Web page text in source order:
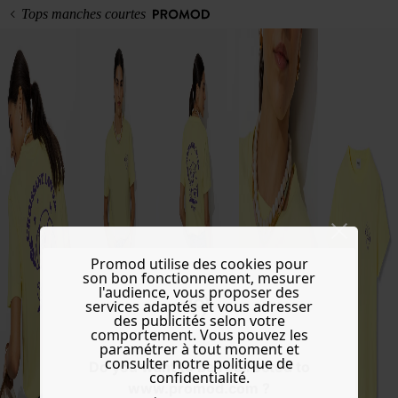
Do you want to be redirected to
www.promod.com ?
Tops manches courtes
Promod utilise des cookies pour
son bon fonctionnement, mesurer
l'audience, vous proposer des
services adaptés et vous adresser
des publicités selon votre
comportement. Vous pouvez les
paramétrer à tout moment et
consulter notre politique de
confidentialité.